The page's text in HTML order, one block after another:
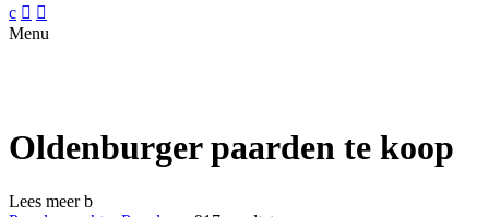
c  
Menu
Oldenburger paarden te koop
Lees meerb